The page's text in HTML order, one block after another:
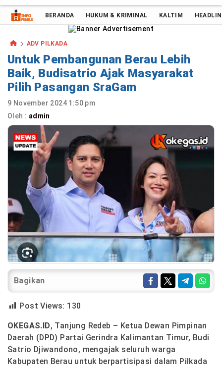
Oke Gas Indonesia | Energi Positif Informasi Terkini!
BERANDA HUKUM & KRIMINAL KALTIM
ADV PILKADA
Untuk Pembangunan Berau Lebih
Baik, Budisatrio Ajak Masyarakat
Pilih Pasangan SraGam
9 November 2024 1:50 pm
Oleh : admin
Bagikan
Post Views: 130
OKEGAS.ID, Tanjung Redeb – Ketua Dewan Pimpinan
Daerah (DPD) Partai Gerindra Kalimantan Timur, Budi
Satrio Djiwandono, mengajak seluruh warga
Kabupaten Berau untuk berpartisipasi dalam Pilkada